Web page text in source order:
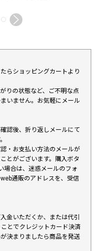
らショッピングカートより
りの状態など、ご不明な点
いません。お気軽にメール
認後、折り返しメールにて
・お支払い方法のメールが
とがございます。購入ボタ
場合は、迷惑メールのフォ
通販のアドレスを、受信
金いただくか、または代引
とでクレジットカード決済
決まりましたら商品を発送